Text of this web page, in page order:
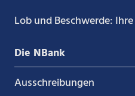
Lob und Beschwerde:
Die NBank
Ausschreibungen